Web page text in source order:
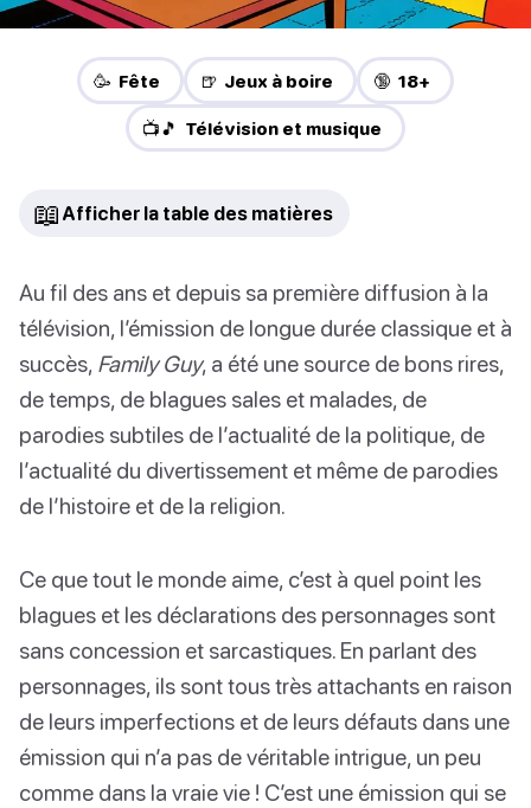
🥳 Fête 🍺 Jeux à boire 🔞 18+
📺🎵 Télévision et musique
📖 Afficher la table des matières
Au fil des ans et depuis sa première diffusion à la
télévision, l’émission de longue durée classique et à
succès, Family Guy, a été une source de bons rires,
de temps, de blagues sales et malades, de
parodies subtiles de l’actualité de la politique, de
l’actualité du divertissement et même de parodies
de l’histoire et de la religion.
Ce que tout le monde aime, c’est à quel point les
blagues et les déclarations des personnages sont
sans concession et sarcastiques. En parlant des
personnages, ils sont tous très attachants en raison
de leurs imperfections et de leurs défauts dans une
émission qui n’a pas de véritable intrigue, un peu
comme dans la vraie vie ! C’est une émission qui se